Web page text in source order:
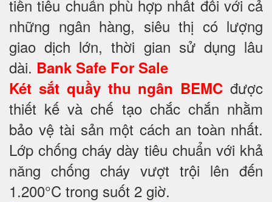
tiền tiêu chuẩn phù hợp nhất đối với cả
những ngân hàng, siêu thị có lượng
giao dịch lớn, thời gian sử dụng lâu
dài. Bank Safe For Sale
Két sắt quầy thu ngân BEMC được
thiết kế và chế tạo chắc chắn nhằm
bảo vệ tài sản một cách an toàn nhất.
Lớp chống cháy dày tiêu chuẩn với khả
năng chống cháy vượt trội lên đến
1.200°C trong suốt 2 giờ.